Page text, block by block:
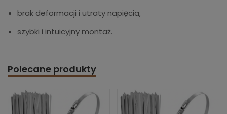
brak deformacji i utraty napięcia,
szybki i intuicyjny montaż.
Polecane produkty